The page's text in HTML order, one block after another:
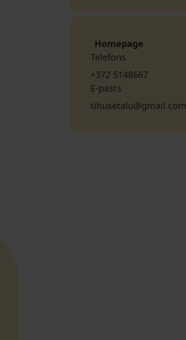
Homepage
Telefons
+372 5148667
E-pasts
tihusetalu@gmail.com